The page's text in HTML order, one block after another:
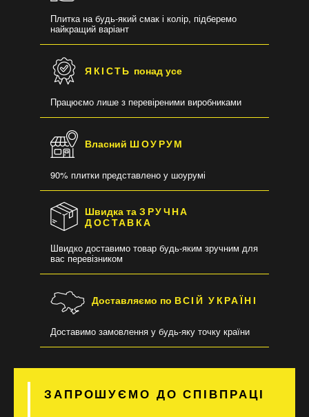
Плитка на будь-який смак і колір, підберемо
найкращий варіант
ЯКІСТЬ понад усе
Працюємо лише з перевіреними виробниками
Власний ШОУРУМ
90% плитки представлено у шоурумі
Швидка таЗРУЧНА
ДОСТАВКА
Швидко доставимо товар будь-яким зручним для
вас перевізником
Доставляємо по ВСІЙ УКРАЇНІ
Доставимо замовлення у будь-яку точку країни
ЗАПРОШУЄМО ДО СПІВПРАЦІ